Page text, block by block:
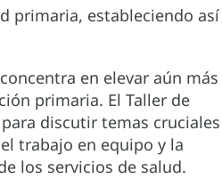
primaria, estableciendo así
en elevar aún más
primaria. El Taller de
discutir temas cruciales
trabajo en equipo y la
los servicios de salud.